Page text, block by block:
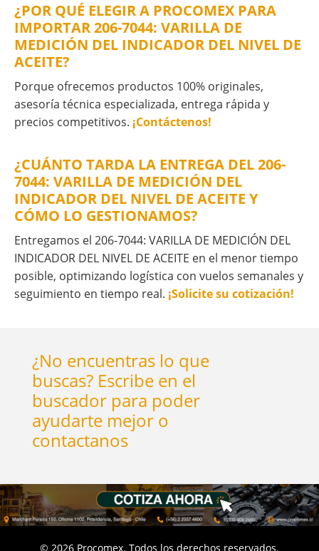
¿POR QUÉ ELEGIR A PROCOMEX PARA
IMPORTAR 206-7044: VARILLA DE
MEDICIÓN DEL INDICADOR DEL NIVEL DE
ACEITE?
Porque ofrecemos productos 100% originales,
asesoría técnica especializada, entrega rápida y
precios competitivos. ¡Contáctenos!
¿CUÁNTO TARDA LA ENTREGA DEL 206-
7044: VARILLA DE MEDICIÓN DEL
INDICADOR DEL NIVEL DE ACEITE Y
CÓMO LO GESTIONAMOS?
Entregamos el 206-7044: VARILLA DE MEDICIÓN DEL
INDICADOR DEL NIVEL DE ACEITE en el menor tiempo
posible, optimizando logística con vuelos semanales y
seguimiento en tiempo real. ¡Solicite su cotización!
¿No encuentras lo que
buscas? Escribe en el
buscador para poder
ayudarte mejor o
contactanos
© 2026 Procomex. Todos los derechos reservados.